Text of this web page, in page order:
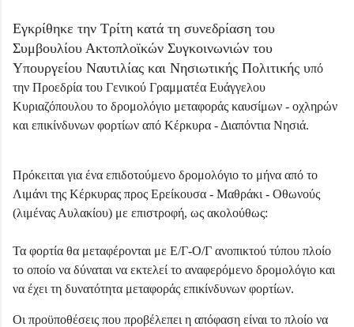
Εγκρίθηκε την Τρίτη κατά τη συνεδρίαση του
Συμβουλίου Ακτοπλοϊκών Συγκοινωνιών του
Υπουργείου Ναυτιλίας και Νησιωτικής Πολιτικής υπό
την Προεδρία του Γενικού Γραμματέα Ευάγγελου
Κυριαζόπουλου το δρομολόγιο μεταφοράς καυσίμων - οχληρών
και επικίνδυνων φορτίων από Κέρκυρα - Διαπόντια Νησιά.
Πρόκειται για ένα επιδοτούμενο δρομολόγιο το μήνα από το
Λιμάνι της Κέρκυρας προς Ερείκουσα - Μαθράκι - Οθωνούς
(λιμένας Αυλακίου) με επιστροφή, ως ακολούθως:
Τα φορτία θα μεταφέρονται με Ε/Γ-Ο/Γ ανοπικτού τύπου πλοίο
το οποίο να δύναται να εκτελεί το αναφερόμενο δρομολόγιο και
να έχει τη δυνατότητα μεταφοράς επικίνδυνων φορτίων.
Οι προϋποθέσεις που προβέλεπει η απόφαση είναι το πλοίο να